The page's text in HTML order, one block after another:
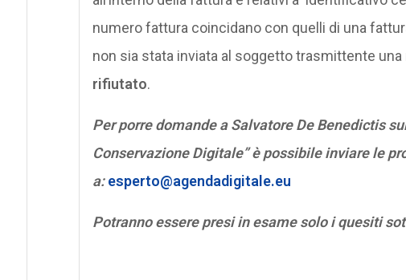
numero fattura coincidano con quelli di una
non sia stata inviata al soggetto trasmittente
rifiutato.
Per porre domande a Salvatore De Benedictis
Conservazione Digitale” è possibile inviare le
a:esperto@agendadigitale.eu
Potranno essere presi in esame solo i quesiti